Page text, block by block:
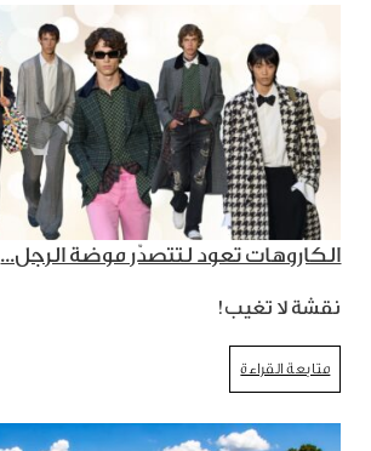
الكاروهات تعود لتتصدّر موضة الرجل...
نقشة لا تغيب!
متابعة القراءة